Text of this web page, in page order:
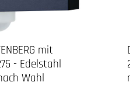
mit
- Edelstahl
Wahl